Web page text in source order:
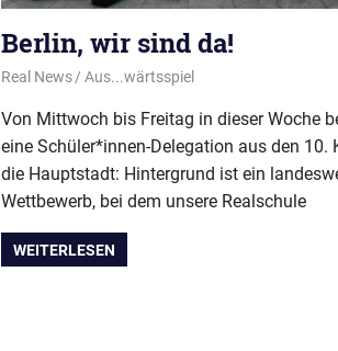
Berlin, wir sind da!
17. November 2022
Real News Aus...wärtsspiel
Von Mittwoch bis Freitag in dieser Woche
eine Schüler*innen-Delegation aus den 10.
die Hauptstadt: Hintergrund ist ein
Wettbewerb, bei dem unsere Realschule
WEITERLESEN